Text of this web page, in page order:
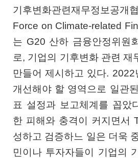
기후변화관련재무정보공개
Force on Climate-related
는 G20 산하 금융안정위원
로, 기업의 기후변화 관련 재
만들어 제시하고 있다. 2022
개선해야 할 영역으로 일관
표 설정과 보고체계를 꼽았
한 피해와 충격이 커지면서
성하고 검증하느 일은 더욱
민이나 투자자들이 기업의